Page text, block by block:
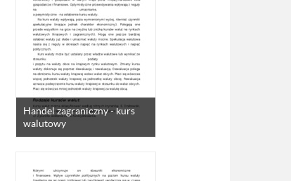
Handel zagraniczny - kurs
walutowy